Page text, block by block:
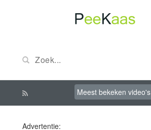
Meest bekeken video's
Advertentie: